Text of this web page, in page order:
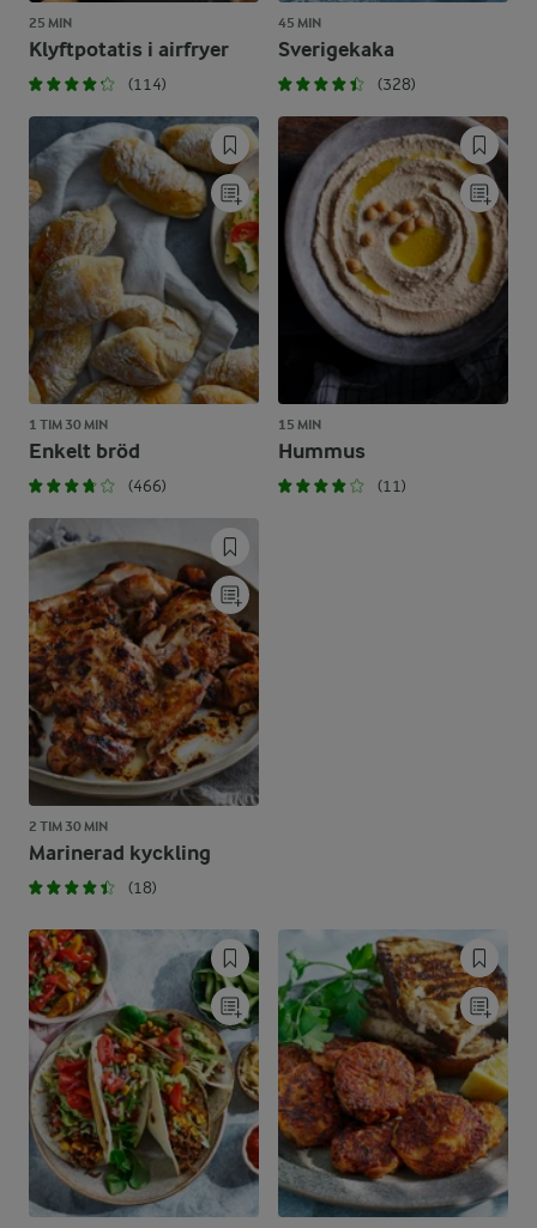
25 MIN
Klyftpotatis i airfryer
(114)
45 MIN
Sverigekaka
(328)
1 TIM 30 MIN
Enkelt bröd
(466)
15 MIN
Hummus
(11)
2 TIM 30 MIN
Marinerad kyckling
(18)